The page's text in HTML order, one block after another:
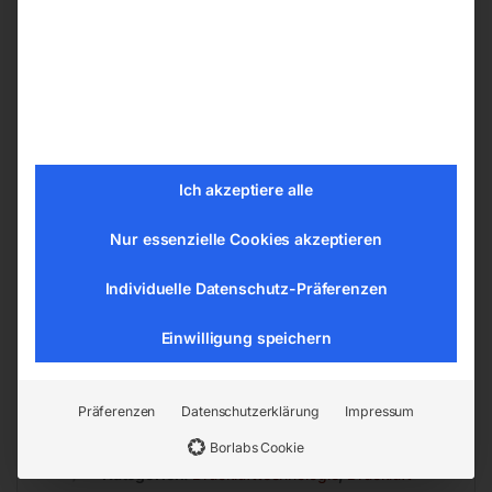
Kein zusätzliches Dichtungsmittel
Glatte Innenflächen, sehr gute
Durchflussseigenschaften
Vakuum
Rohrdurchmesser 15 – 28 mm
9004853117121 Artikelnummer:
Ich akzeptiere alle
Nur essenzielle Cookies akzeptieren
Individuelle Datenschutz-Präferenzen
Einwilligung speichern
Präferenzen Datenschutzerklärung Impressum
Borlabs Cookie